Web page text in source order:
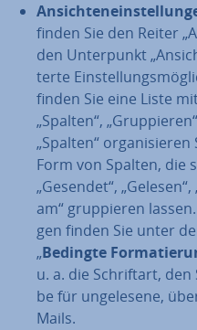
finden Sie den Reiter
den Un­ter­punkt
ter­te
finden Sie eine Liste
„Spalten“,
„Spalten“ or­ga­ni­sie­ren
Form von Spalten, die
„Gesendet“,
am“ grup­pie­ren
gen finden Sie unter
„Bedingte
u. a. die Schrift­art,
be für un­ge­le­se­ne,
Mails.